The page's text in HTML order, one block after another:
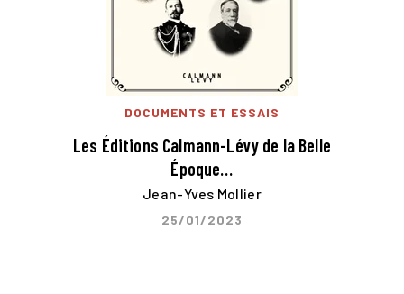
DOCUMENTS ET ESSAIS
Les Éditions Calmann-Lévy de la Belle
Époque…
Jean-Yves Mollier
25/01/2023